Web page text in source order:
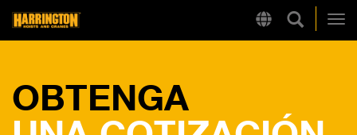
RegionHarrington
LINKS RÁPIDOS
OBTENGA